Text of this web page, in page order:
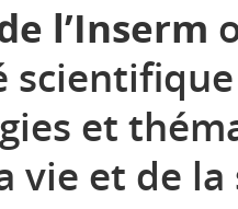
l’Inserm
et
vie et de